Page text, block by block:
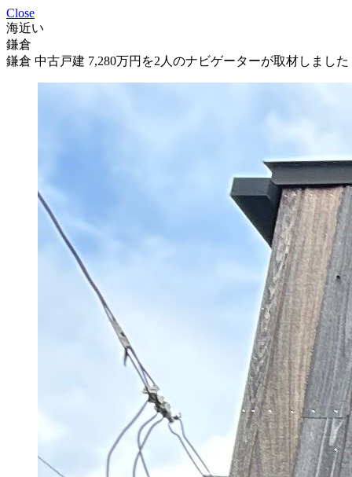
Close
海近い
鎌倉
鎌倉 中古戸建 7,280万円を2人のナビゲーターが取材しました